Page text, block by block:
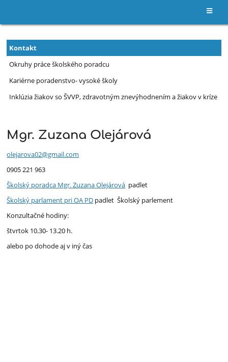
Školský
poradca
Kontakt
Okruhy práce školského poradcu
Kariérne poradenstvo- vysoké školy
Inklúzia žiakov so ŠVVP, zdravotným znevýhodnením a žiakov v kríze
Mgr. Zuzana Olejárová
olejarova02@gmail.com
0905 221 963
Školský poradca Mgr. Zuzana Olejárová padlet
Školský parlament pri OA PD padlet Školský parlement
Konzultačné hodiny:
štvrtok 10.30- 13.20 h.
alebo po dohode aj v iný čas